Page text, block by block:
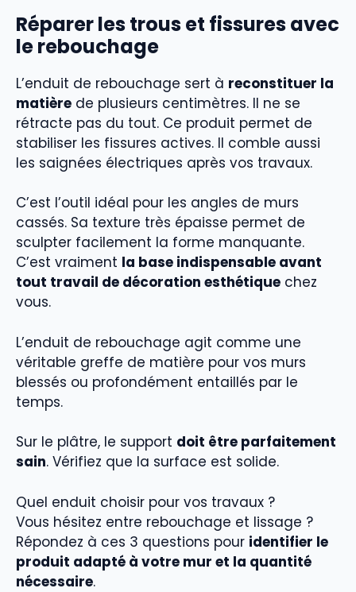
Réparer les trous et fissures avec
le rebouchage
L’enduit de rebouchage sert à reconstituer la
matière de plusieurs centimètres. Il ne se
rétracte pas du tout. Ce produit permet de
stabiliser les fissures actives. Il comble aussi
les saignées électriques après vos travaux.
C’est l’outil idéal pour les angles de murs
cassés. Sa texture très épaisse permet de
sculpter facilement la forme manquante.
C’est vraiment la base indispensable avant
tout travail de décoration esthétique chez
vous.
L’enduit de rebouchage agit comme une
véritable greffe de matière pour vos murs
blessés ou profondément entaillés par le
temps.
Sur le plâtre, le support doit être parfaitement
sain. Vérifiez que la surface est solide.
Quel enduit choisir pour vos travaux ?
Vous hésitez entre rebouchage et lissage ?
Répondez à ces 3 questions pour identifier le
produit adapté à votre mur et la quantité
nécessaire.